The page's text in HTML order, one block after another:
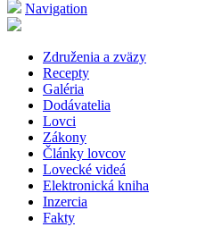
Navigation
Združenia a zväzy
Recepty
Galéria
Dodávatelia
Lovci
Zákony
Články lovcov
Lovecké videá
Elektronická kniha
Inzercia
Fakty